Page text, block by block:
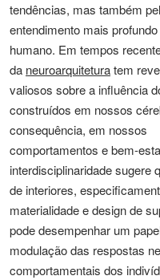
tendências, mas também
entendimento mais
humano. Em tempos
da neuroarquiteturatem
valiosos sobre a influência
construídos em nossos
consequência, em nossos
comportamentos e bem-
interdisciplinaridade sugere
de interiores,
materialidade e design de
pode desempenhar um
modulação das respostas
comportamentais dos